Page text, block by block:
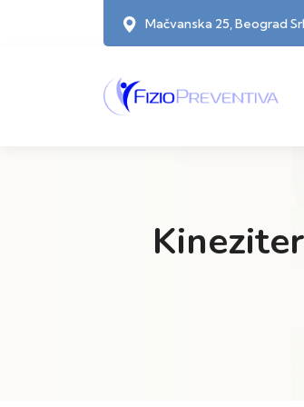
Mačvanska 25, Beograd